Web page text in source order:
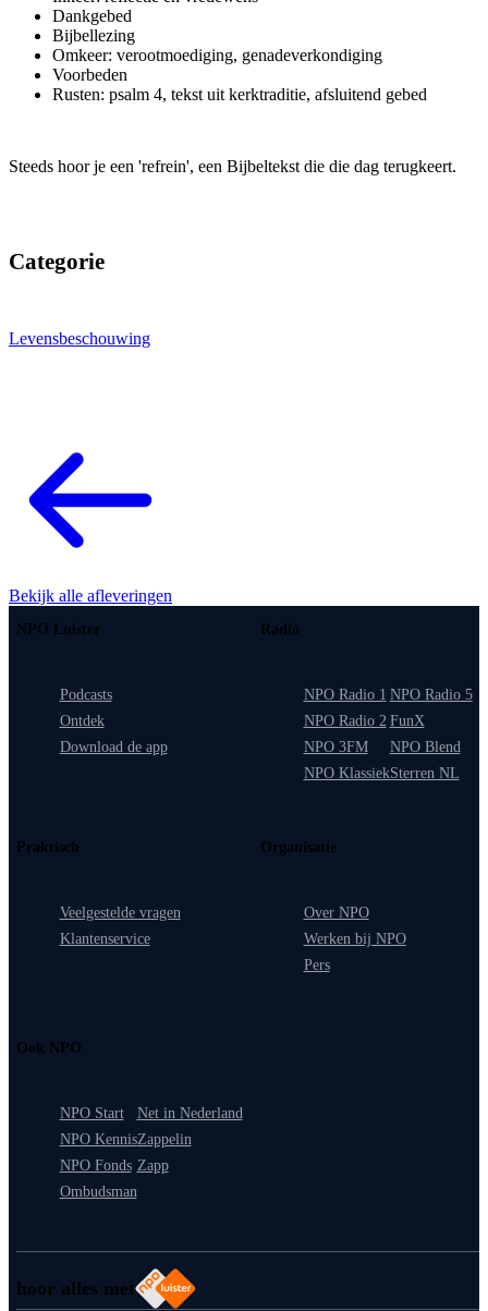
Dankgebed
Bijbellezing
Omkeer: verootmoediging, genadeverkondiging
Voorbeden
Rusten: psalm 4, tekst uit kerktraditie, afsluitend gebed
Steeds hoor je een 'refrein', een Bijbeltekst die die dag terugkeert.
Categorie
Levensbeschouwing
Bekijk alle afleveringen
hoor alles met
NPO Luister
Podcasts
Ontdek
Download de app
Radio
NPO Radio 1
NPO Radio 2
NPO 3FM
NPO Klassiek
NPO Radio 5
FunX
NPO Blend
Sterren NL
Praktisch
Veelgestelde vragen
Klantenservice
Organisatie
Over NPO
Werken bij NPO
Pers
Ook NPO
NPO Start
NPO Kennis
NPO Fonds
Ombudsman
Net in Nederland
Zappelin
Zapp